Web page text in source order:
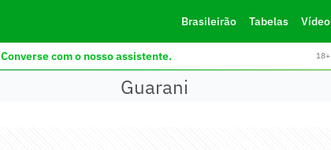
Brasileirão Tabelas
Converse com o nosso assistente.
Guarani